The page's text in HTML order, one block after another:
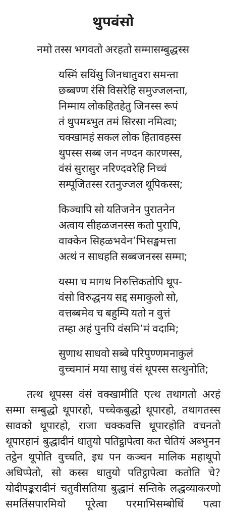
थुपवंसो
नमो तस्स भगवतो अरहतो सम्मासम्बुद्धस्स
यस्मिं सयिंसु जिनधातुवरा समन्ता
छब्बण्ण रंसि विसरेहि समुज्जलन्ता,
निम्माय लोकहितहेतु जिनस्स रूपं
तं थुपमब्भुत तमं सिरसा नमित्वा;
चक्खामहं सकल लोक हितावहस्स
थुपस्स सब्ब जन नण्दन कारणस्स,
वंसं सुरासुर नरिण्दवरेहि निच्चं
सम्पूजितस्स रतनुज्जल थूपिकस्स;
किञ्चापि सो यतिजनेन पुरातनेन
अत्वाय सीहळजनस्स कतो पुरापि,
वाक्केन सिहळभवेन’भिसङ्खमत्ता
अत्थं न साधहति सब्बजनस्स सम्मा;
यस्मा च मागध निरुत्तिकतोपि थूप-
वंसो विरुद्धनय सद्द समाकुलो सो,
वत्तब्बमेव च बहुम्पि यतो न वुत्तं
तम्हा अहं पुनपि वंसमि’मं वदामि;
सुणाथ साधवो सब्बे परिपुण्णमनाकुलं
वुच्चमानं मया साधु वंसं थूपस्स सत्थुनोति;
तत्थ थूपस्स वंसं वक्खामीति एत्थ तथागतो अरहं
सम्मा सम्बुद्धो थूपारहो, पच्चेकबुद्धो थूपारहो, तथागतस्स
सावको थूपारहो, राजा चक्कवत्ति थूपारहोति वचनतो
थूपारहानं बुद्धादीनं धातुयो पतिट्ठापेत्वा कत चेतियं अब्भुनन
तट्ठेन थूपोति वुच्चति, इध पन कञ्चन मालिक महाथूपो
अधिप्पेतो, सो कस्स धातुयो पतिट्ठापेत्वा कतोति चे?
योदीपङ्करादीनं चतुवीसतिया बुद्धानं सन्तिके लद्धव्याकरणो
समतिंसपारमियो पूरेत्वा परमाभिसम्बोधिं पत्वा